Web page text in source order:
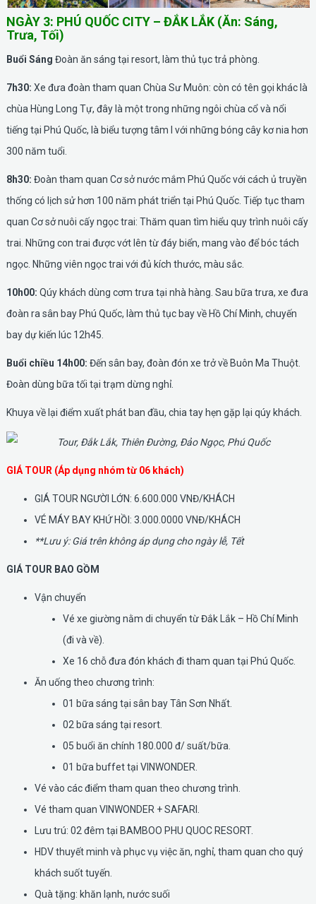
NGÀY 3: PHÚ QUỐC CITY – ĐẮK LẮK (Ăn: Sáng,
Trưa, Tối)
Buổi Sáng Đoàn ăn sáng tại resort, làm thủ tục trả phòng.
7h30: Xe đưa đoàn tham quan Chùa Sư Muôn: còn có tên gọi khác là
chùa Hùng Long Tự, đây là một trong những ngôi chùa cổ và nổi
tiếng tại Phú Quốc, là biểu tượng tâm l với những bóng cây kơ nia hơn
300 năm tuổi.
8h30: Đoàn tham quan Cơ sở nước mắm Phú Quốc với cách ủ truyền
thống có lịch sử hơn 100 năm phát triển tại Phú Quốc. Tiếp tục tham
quan Cơ sở nuôi cấy ngọc trai: Thăm quan tìm hiểu quy trình nuôi cấy
trai. Những con trai được vớt lên từ đáy biển, mang vào để bóc tách
ngọc. Những viên ngọc trai với đủ kích thước, màu sắc.
10h00: Qúy khách dùng cơm trưa tại nhà hàng. Sau bữa trưa, xe đưa
đoàn ra sân bay Phú Quốc, làm thủ tục bay về Hồ Chí Minh, chuyến
bay dự kiến lúc 12h45.
Buổi chiều 14h00: Đến sân bay, đoàn đón xe trở về Buôn Ma Thuột.
Đoàn dùng bữa tối tại trạm dừng nghỉ.
Khuya về lại điểm xuất phát ban đầu, chia tay hẹn gặp lại qúy khách.
GIÁ TOUR (Áp dụng nhóm từ 06 khách)
GIÁ TOUR NGƯỜI LỚN: 6.600.000 VNĐ/KHÁCH
VÉ MÁY BAY KHỨ HỒI: 3.000.0000 VNĐ/KHÁCH
**Lưu ý: Giá trên không áp dụng cho ngày lễ, Tết
GIÁ TOUR BAO GỒM
Vận chuyển
Vé xe giường nằm di chuyển từ Đắk Lắk – Hồ Chí Minh
(đi và về).
Xe 16 chỗ đưa đón khách đi tham quan tại Phú Quốc.
Ăn uống theo chương trình:
01 bữa sáng tại sân bay Tân Sơn Nhất.
02 bữa sáng tại resort.
05 buổi ăn chính 180.000 đ/ suất/bữa.
01 bữa buffet tại VINWONDER.
Vé vào các điểm tham quan theo chương trình.
Vé tham quan VINWONDER + SAFARI.
Lưu trú: 02 đêm tại BAMBOO PHU QUOC RESORT.
HDV thuyết minh và phục vụ việc ăn, nghỉ, tham quan cho quý
khách suốt tuyến.
Quà tặng: khăn lạnh, nước suối